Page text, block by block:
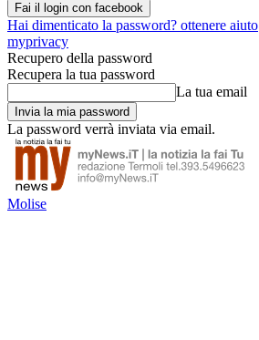
Fai il login con facebook
Hai dimenticato la password? ottenere aiuto
myprivacy
Recupero della password
Recupera la tua password
La tua email
La password verrà inviata via email.
Molise